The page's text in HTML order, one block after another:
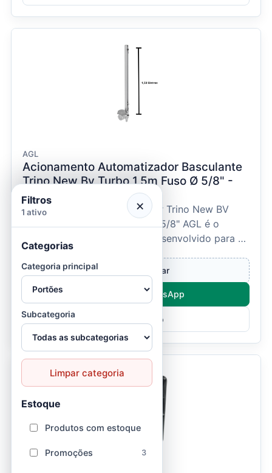
Filtros
1 ativo ×
Categorias
Categoria principal
Subcategoria
Limpar categoria
Estoque
Produtos com estoque
Promoções 3
AGL
Acionamento Automatizador Basculante
Trino New Bv Turbo 1,5m Fuso Ø 5/8" -
AGL
O Acionamento Movimentador Trino New BV
Turbo 1,5 metros com Fuso Ø 5/8" AGL é o
conjunto mecânico original desenvolvido para os
automatizadores Tr...
Entrar e comprar
Compre pelo WhatsApp
Ver Produto